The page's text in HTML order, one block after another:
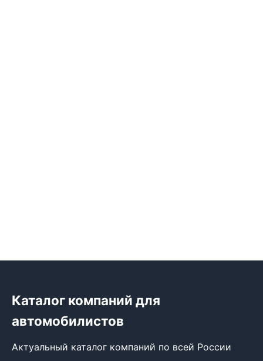
Каталог компаний для
автомобилистов
Актуальный каталог компаний по всей России